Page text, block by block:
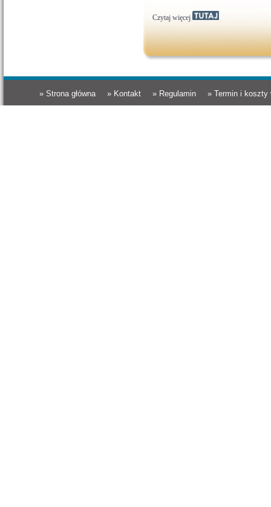
Czytaj więcej
» Strona główna » Kontakt » Regulamin » Termin i koszty